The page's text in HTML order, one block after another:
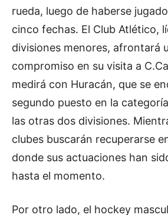
rueda, luego de haberse
cinco fechas. El Club Atlético,
divisiones menores, afrontará
compromiso en su visita a
medirá con Huracán, que se
segundo puesto en la
las otras dos divisiones.
clubes buscarán recuperarse
donde sus actuaciones han
hasta el momento.
Por otro lado, el hockey